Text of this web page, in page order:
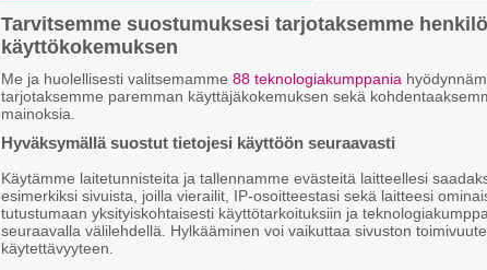
Tarvitsemme suostumuksesi tarjotaksemme
käyttökokemuksen
Me ja huolellisesti valitsemamme 88 teknologiakumppania
tarjotaksemme paremman käyttäjäkokemuksen sekä
mainoksia.
Hyväksymällä suostut tietojesi käyttöön seuraavasti
Käytämme laitetunnisteita ja tallennamme evästeitä laitteellesi
esimerkiksi sivuista, joilla vierailit, IP-osoitteestasi sekä laitteesi
tutustumaan yksityiskohtaisesti käyttötarkoituksiin ja
seuraavalla välilehdellä. Hylkääminen voi vaikuttaa sivuston
käytettävyyteen.